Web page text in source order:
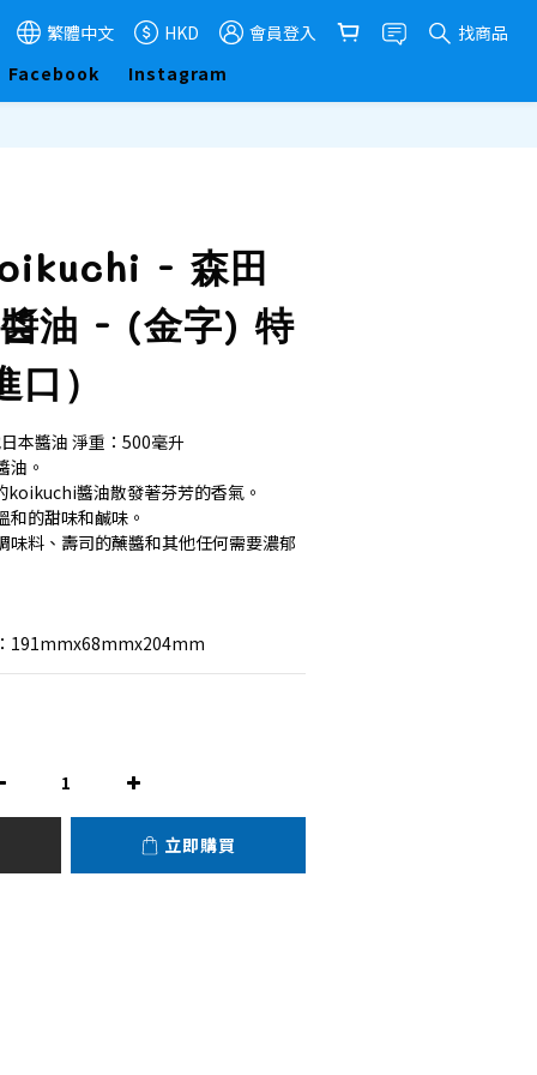
繁體中文 HKD 會員登入
找商品
Facebook
Instagram
- 森田
油 - (金字) 特
）
本醬油 淨重：500毫升
油。
醬油散發著芬芳的香氣。
和的甜味和鹹味。
味料、壽司的蘸醬和其他任何需要濃郁
191mmx68mmx204mm
立即購買